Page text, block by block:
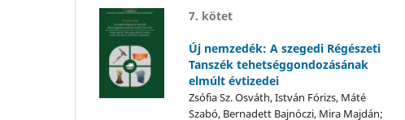
7. kötet
Új nemzedék: A szegedi Régészeti
Tanszék tehetséggondozásának
elmúlt évtizedei
Zsófia Sz. Osváth, István Fórizs, Máté
Szabó, Bernadett Bajnóczi, Mira Majdán;